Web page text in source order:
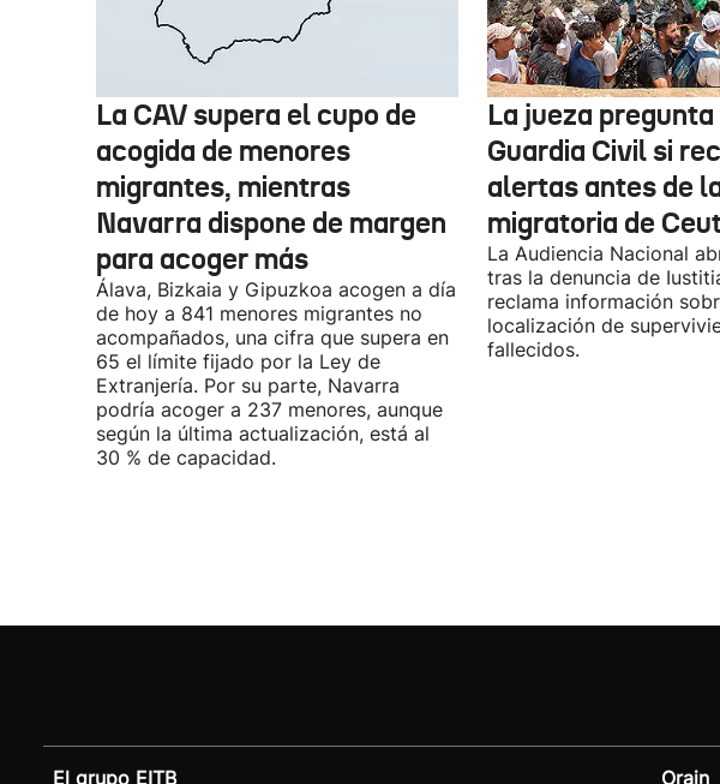
La CAV supera el cupo de
acogida de menores
migrantes, mientras
Navarra dispone de margen
para acoger más
Álava, Bizkaia y Gipuzkoa acogen a día
de hoy a 841 menores migrantes no
acompañados, una cifra que supera en
65 el límite fijado por la Ley de
Extranjería. Por su parte, Navarra
podría acoger a 237 menores, aunque
según la última actualización, está al
30 % de capacidad.
La jueza pregunta
Guardia Civil si
alertas antes de
migratoria de
La Audiencia Nacional
tras la denuncia de
reclama información
localización de
fallecidos.
El grupo EITB Orain